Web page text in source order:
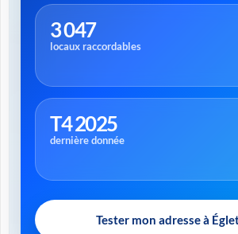
3 047
locaux raccordables
T4 2025
dernière donnée
Tester mon adresse à